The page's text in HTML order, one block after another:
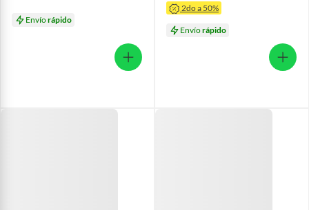
Envíorápido
2do a 50%
Envíorápido